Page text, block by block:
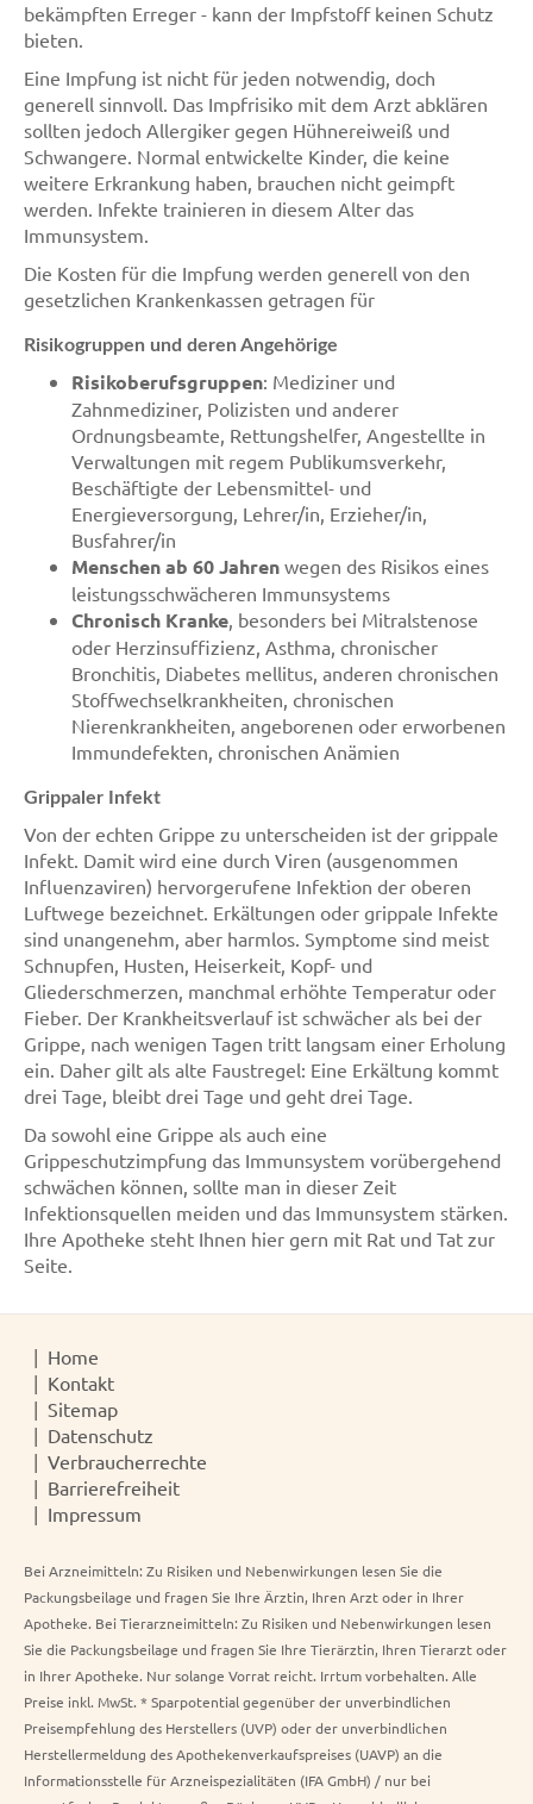
bekämpften Erreger - kann der Impfstoff keinen Schutz
bieten.
Eine Impfung ist nicht für jeden notwendig, doch
generell sinnvoll. Das Impfrisiko mit dem Arzt abklären
sollten jedoch Allergiker gegen Hühnereiweiß und
Schwangere. Normal entwickelte Kinder, die keine
weitere Erkrankung haben, brauchen nicht geimpft
werden. Infekte trainieren in diesem Alter das
Immunsystem.
Die Kosten für die Impfung werden generell von den
gesetzlichen Krankenkassen getragen für
Risikogruppen und deren Angehörige
Risikoberufsgruppen: Mediziner und
Zahnmediziner, Polizisten und anderer
Ordnungsbeamte, Rettungshelfer, Angestellte in
Verwaltungen mit regem Publikumsverkehr,
Beschäftigte der Lebensmittel- und
Energieversorgung, Lehrer/in, Erzieher/in,
Busfahrer/in
Menschen ab 60 Jahren wegen des Risikos eines
leistungsschwächeren Immunsystems
Chronisch Kranke, besonders bei Mitralstenose
oder Herzinsuffizienz, Asthma, chronischer
Bronchitis, Diabetes mellitus, anderen chronischen
Stoffwechselkrankheiten, chronischen
Nierenkrankheiten, angeborenen oder erworbenen
Immundefekten, chronischen Anämien
Grippaler Infekt
Von der echten Grippe zu unterscheiden ist der grippale
Infekt. Damit wird eine durch Viren (ausgenommen
Influenzaviren) hervorgerufene Infektion der oberen
Luftwege bezeichnet. Erkältungen oder grippale Infekte
sind unangenehm, aber harmlos. Symptome sind meist
Schnupfen, Husten, Heiserkeit, Kopf- und
Gliederschmerzen, manchmal erhöhte Temperatur oder
Fieber. Der Krankheitsverlauf ist schwächer als bei der
Grippe, nach wenigen Tagen tritt langsam einer Erholung
ein. Daher gilt als alte Faustregel: Eine Erkältung kommt
drei Tage, bleibt drei Tage und geht drei Tage.
Da sowohl eine Grippe als auch eine
Grippeschutzimpfung das Immunsystem vorübergehend
schwächen können, sollte man in dieser Zeit
Infektionsquellen meiden und das Immunsystem stärken.
Ihre Apotheke steht Ihnen hier gern mit Rat und Tat zur
Seite.
Home
Kontakt
Sitemap
Datenschutz
Verbraucherrechte
Barrierefreiheit
Impressum
Bei Arzneimitteln: Zu Risiken und Nebenwirkungen lesen Sie die
Packungsbeilage und fragen Sie Ihre Ärztin, Ihren Arzt oder in Ihrer
Apotheke. Bei Tierarzneimitteln: Zu Risiken und Nebenwirkungen lesen
Sie die Packungsbeilage und fragen Sie Ihre Tierärztin, Ihren Tierarzt oder
in Ihrer Apotheke. Nur solange Vorrat reicht. Irrtum vorbehalten. Alle
Preise inkl. MwSt. * Sparpotential gegenüber der unverbindlichen
Preisempfehlung des Herstellers (UVP) oder der unverbindlichen
Herstellermeldung des Apothekenverkaufspreises (UAVP) an die
Informationsstelle für Arzneispezialitäten (IFA GmbH) / nur bei